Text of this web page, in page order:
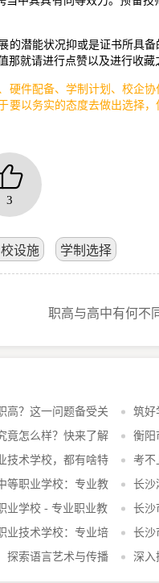
的潜能状况抑或是证书所具
就请进行点赞以及进行收藏
硬件配备、学制计划、校企
要以务实的态度去做出选择
3
设施 学制选择
职高与高中有何不
高？这一问题备受关
筑
竟怎么样？快来了解
衡阳
技术学校，都有啥特
考不
等职业学校：专业教
长沙
医药人
业学校 - 专业职业教
长沙
技教育
业技术学校：专业培
育机构
长沙
业教育
探索语言艺术与传播
深入